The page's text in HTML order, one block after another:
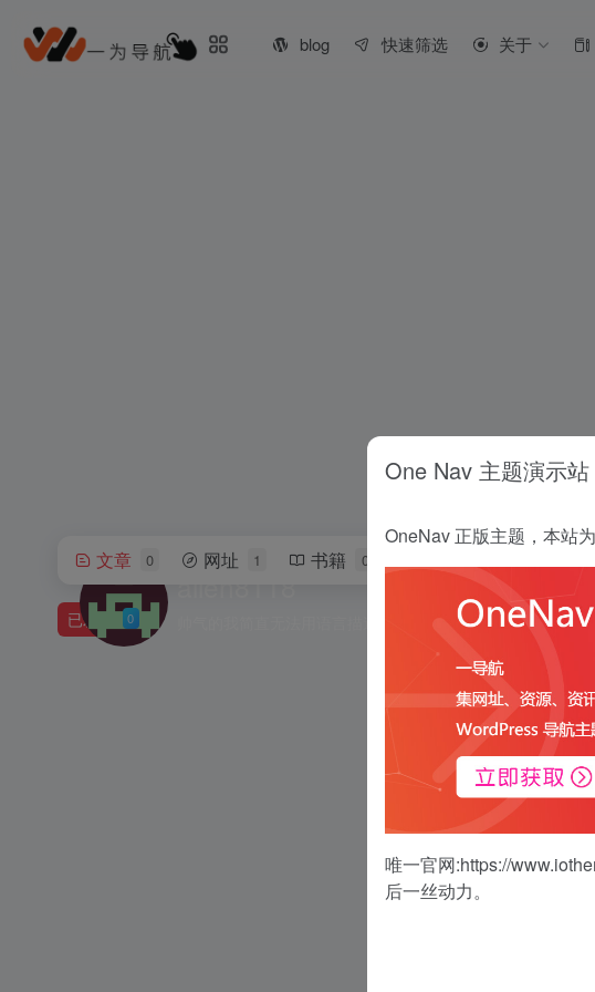
blog 快速筛选 关于
文章 0 网址 1 书籍 0
已发布 0
One Nav 主题演示站
OneNav 正版主题，本站
唯一官网:https://
后一丝动力。